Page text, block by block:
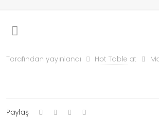
Tarafından yayınlandı Hot Table at
Paylaş